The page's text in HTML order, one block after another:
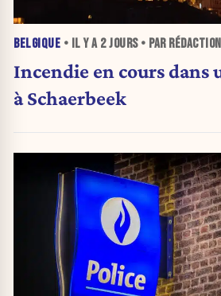
BELGIQUE • IL Y A 2 JOURS• PAR RÉDACTION
Incendie en cours dans
à Schaerbeek